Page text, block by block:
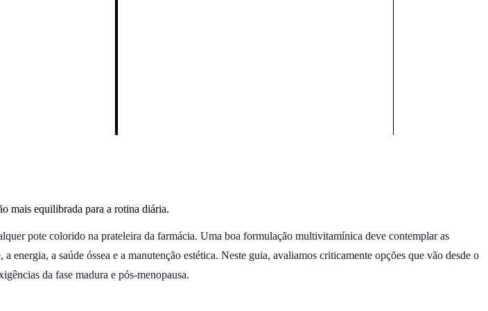
mais equilibrada para a rotina diária.
pote colorido na prateleira da farmácia. Uma boa formulação multivitamínica deve contemplar as
a saúde óssea e a manutenção estética. Neste guia, avaliamos criticamente opções que vão desde o
da fase madura e pós-menopausa.